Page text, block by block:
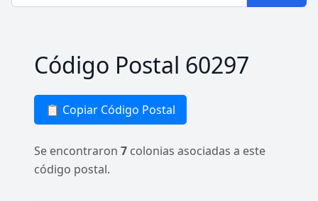
Código Postal 60297
📋 Copiar Código Postal
Se encontraron 7 colonias asociadas a este
código postal.